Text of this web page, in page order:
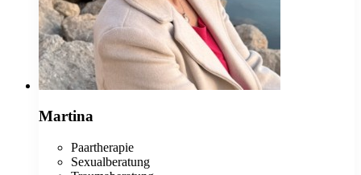
Martina
Paartherapie
Sexualberatung